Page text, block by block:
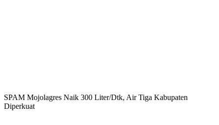
SPAM Mojolagres Naik 300 Liter/Dtk, Air Tiga Kabupaten
Diperkuat